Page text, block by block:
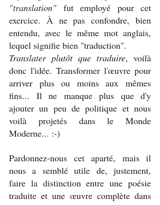
"translation" fut employé pour cet
exercice. À ne pas confondre, bien
entendu, avec le même mot anglais,
lequel signifie bien "traduction".
Translater plutôt que traduire, voilà
donc l'idée. Transformer l'œuvre pour
arriver plus ou moins aux mêmes
fins... Il ne manque plus que d'y
ajouter un peu de politique et nous
voilà projetés dans le Monde
Moderne... :-)
Pardonnez-nous cet aparté, mais il
nous a semblé utile de, justement,
faire la distinction entre une poésie
traduite et une œuvre complète dans